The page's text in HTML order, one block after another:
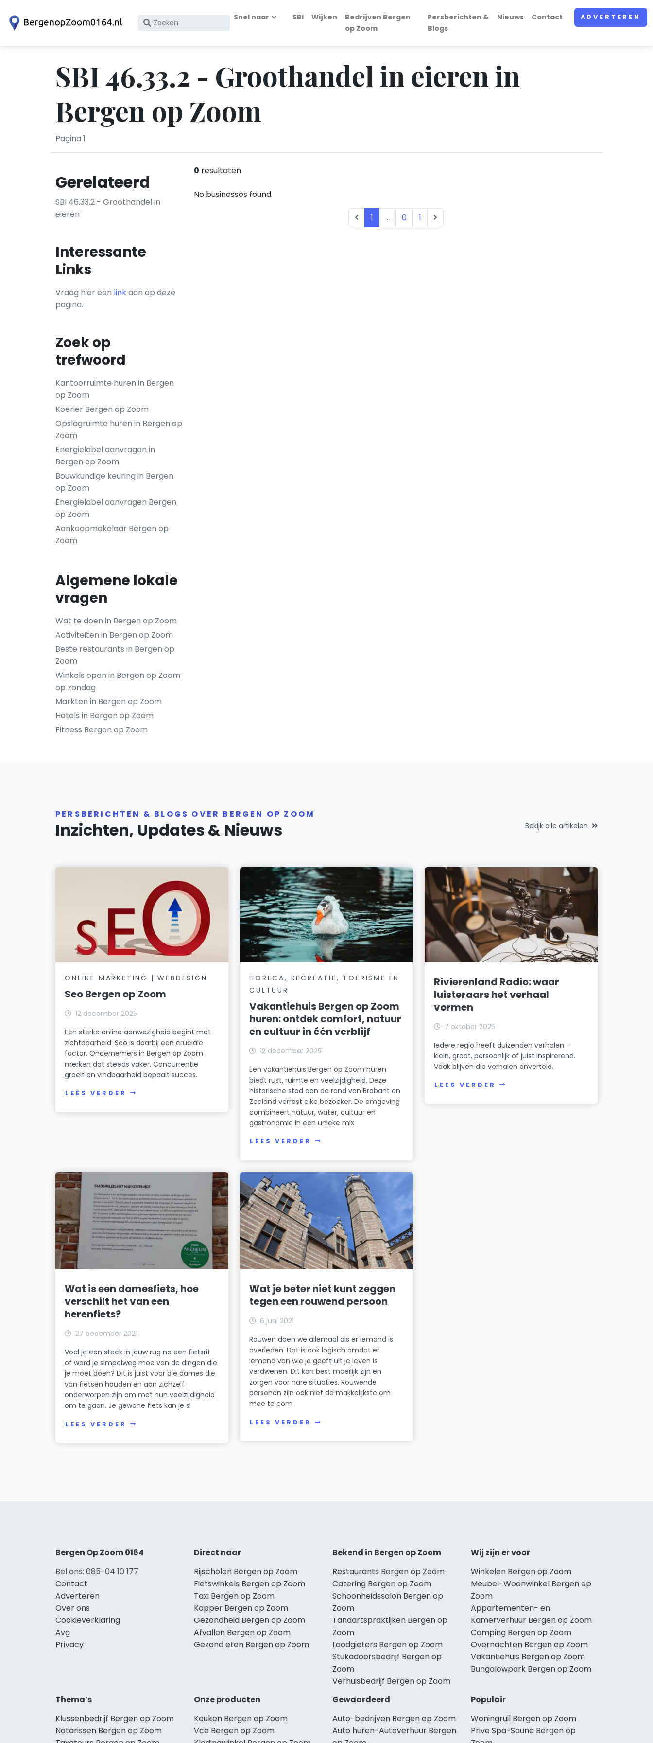
Zoek
KvK
nummer
Snel naar SBI Wijken
Bedrijven Bergen
op Zoom
Persberichten &
Blogs
Nieuws Contact ADVERTEREN
SBI 46.33.2 - Groothandel in eieren in
Bergen op Zoom
Pagina 1
Gerelateerd
SBI 46.33.2 - Groothandel in
eieren
Interessante
Links
Vraag hier een linkaan op deze
pagina.
Zoek op
trefwoord
Kantoorruimte huren in Bergen
op Zoom
Koerier Bergen op Zoom
Opslagruimte huren in Bergen op
Zoom
Energielabel aanvragen in
Bergen op Zoom
Bouwkundige keuring in Bergen
op Zoom
Energielabel aanvragen Bergen
op Zoom
Aankoopmakelaar Bergen op
Zoom
Algemene lokale
vragen
Wat te doen in Bergen op Zoom
Activiteiten in Bergen op Zoom
Beste restaurants in Bergen op
Zoom
Winkels open in Bergen op Zoom
op zondag
Markten in Bergen op Zoom
Hotels in Bergen op Zoom
Fitness Bergen op Zoom
0 resultaten
No businesses found.
1 ... 0 1
PERSBERICHTEN & BLOGS OVER BERGEN OP ZOOM
Inzichten, Updates & Nieuws Bekijk alle artikelen
ONLINE MARKETING | WEBDESIGN
Seo Bergen op Zoom
12 december 2025
Een sterke online aanwezigheid begint met
zichtbaarheid. Seo is daarbij een cruciale
factor. Ondernemers in Bergen op Zoom
merken dat steeds vaker. Concurrentie
groeit en vindbaarheid bepaalt succes.
LEES VERDER
HORECA, RECREATIE, TOERISME EN
CULTUUR
Vakantiehuis Bergen op Zoom
huren: ontdek comfort, natuur
en cultuur in één verblijf
12 december 2025
Een vakantiehuis Bergen op Zoom huren
biedt rust, ruimte en veelzijdigheid. Deze
historische stad aan de rand van Brabant en
Zeeland verrast elke bezoeker. De omgeving
combineert natuur, water, cultuur en
gastronomie in een unieke mix.
LEES VERDER
Rivierenland Radio: waar
luisteraars het verhaal
vormen
7 oktober 2025
Iedere regio heeft duizenden verhalen –
klein, groot, persoonlijk of juist inspirerend.
Vaak blijven die verhalen onverteld.
LEES VERDER
Wat is een damesfiets, hoe
verschilt het van een
herenfiets?
27 december 2021
Voel je een steek in jouw rug na een fietsrit
of word je simpelweg moe van de dingen die
je moet doen? Dit is juist voor die dames die
van fietsen houden en aan zichzelf
onderworpen zijn om met hun veelzijdigheid
om te gaan. Je gewone fiets kan je sl
LEES VERDER
Wat je beter niet kunt zeggen
tegen een rouwend persoon
6 juni 2021
Rouwen doen we allemaal als er iemand is
overleden. Dat is ook logisch omdat er
iemand van wie je geeft uit je leven is
verdwenen. Dit kan best moeilijk zijn en
zorgen voor nare situaties. Rouwende
personen zijn ook niet de makkelijkste om
mee te com
LEES VERDER
Bergen Op Zoom 0164
Bel ons: 085-04 10 177
Contact
Adverteren
Over ons
Cookieverklaring
Avg
Privacy
Direct naar
Rijscholen Bergen op Zoom
Fietswinkels Bergen op Zoom
Taxi Bergen op Zoom
Kapper Bergen op Zoom
Gezondheid Bergen op Zoom
Afvallen Bergen op Zoom
Gezond eten Bergen op Zoom
Bekend in Bergen op Zoom
Restaurants Bergen op Zoom
Catering Bergen op Zoom
Schoonheidssalon Bergen op
Zoom
Tandartspraktijken Bergen op
Zoom
Loodgieters Bergen op Zoom
Stukadoorsbedrijf Bergen op
Zoom
Verhuisbedrijf Bergen op Zoom
Wij zijn er voor
Winkelen Bergen op Zoom
Meubel-Woonwinkel Bergen op
Zoom
Appartementen- en
Kamerverhuur Bergen op Zoom
Camping Bergen op Zoom
Overnachten Bergen op Zoom
Vakantiehuis Bergen op Zoom
Bungalowpark Bergen op Zoom
Thema’s
Klussenbedrijf Bergen op Zoom
Notarissen Bergen op Zoom
Onze producten
Keuken Bergen op Zoom
Vca Bergen op Zoom
Gewaardeerd
Auto-bedrijven Bergen op Zoom
Auto huren-Autoverhuur Bergen
Populair
Woningruil Bergen op Zoom
Prive Spa-Sauna Bergen op